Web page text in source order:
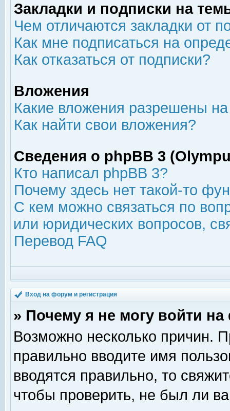
Закладки и подписки на
Чем отличаются закладки от
Как мне подписаться на
Как отказаться от подписки?
Вложения
Какие вложения разрешены
Как найти свои вложения?
Сведения о phpBB 3
Кто написал phpBB 3?
Почему здесь нет такой-то
С кем можно связаться по
или юридических вопросов,
Перевод FAQ
Вход на форум и регистрация
» Почему я не могу войти
Возможно несколько причин.
правильно вводите имя
вводятся правильно, то
чтобы проверить, не был ли